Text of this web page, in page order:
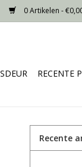
0 Artikelen -
RECENTE
Recente